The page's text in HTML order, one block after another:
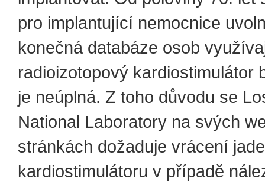
pro implantující nemocnice
konečná databáze osob
radioizotopový kardiostimulátor
je neúplná. Z toho důvodu se
National Laboratory na svých
stránkách dožaduje vrácení
kardiostimulátoru v případě